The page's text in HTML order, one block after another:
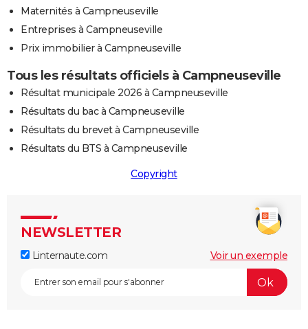
Maternités à Campneuseville
Entreprises à Campneuseville
Prix immobilier à Campneuseville
Tous les résultats officiels à Campneuseville
Résultat municipale 2026 à Campneuseville
Résultats du bac à Campneuseville
Résultats du brevet à Campneuseville
Résultats du BTS à Campneuseville
Copyright
NEWSLETTER
Linternaute.com Voir un exemple